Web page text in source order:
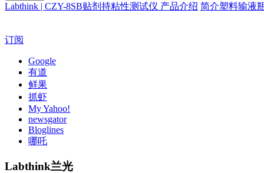
Labthink | CZY-8SB贴剂持粘性测试仪 产品介绍 简介塑料输液
订阅
Google
有道
鲜果
抓虾
My Yahoo!
newsgator
Bloglines
哪吒
Labthink兰光